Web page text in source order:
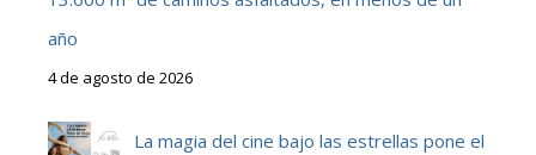
año
4 de agosto de 2026
La magia del cine bajo las estrellas pone el